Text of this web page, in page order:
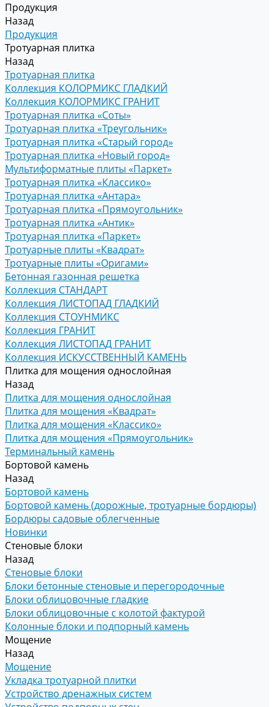
Продукция
Назад
Продукция
Тротуарная плитка
Назад
Тротуарная плитка
Коллекция КОЛОРМИКС ГЛАДКИЙ
Коллекция КОЛОРМИКС ГРАНИТ
Тротуарная плитка «Соты»
Тротуарная плитка «Треугольник»
Тротуарная плитка «Старый город»
Тротуарная плитка «Новый город»
Мультиформатные плиты «Паркет»
Тротуарная плитка «Классико»
Тротуарная плитка «Антара»
Тротуарная плитка «Прямоугольник»
Тротуарная плитка «Антик»
Тротуарная плитка «Паркет»
Тротуарные плиты «Квадрат»
Тротуарные плиты «Оригами»
Бетонная газонная решетка
Коллекция СТАНДАРТ
Коллекция ЛИСТОПАД ГЛАДКИЙ
Коллекция СТОУНМИКС
Коллекция ГРАНИТ
Коллекция ЛИСТОПАД ГРАНИТ
Коллекция ИСКУССТВЕННЫЙ КАМЕНЬ
Плитка для мощения однослойная
Назад
Плитка для мощения однослойная
Плитка для мощения «Квадрат»
Плитка для мощения «Классико»
Плитка для мощения «Прямоугольник»
Терминальный камень
Бортовой камень
Назад
Бортовой камень
Бортовой камень (дорожные, тротуарные бордюры)
Бордюры садовые облегченные
Новинки
Стеновые блоки
Назад
Стеновые блоки
Блоки бетонные стеновые и перегородочные
Блоки облицовочные гладкие
Блоки облицовочные с колотой фактурой
Колонные блоки и подпорный камень
Мощение
Назад
Мощение
Укладка тротуарной плитки
Устройство дренажных систем